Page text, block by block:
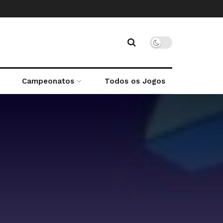
Campeonatos Todos os Jogos